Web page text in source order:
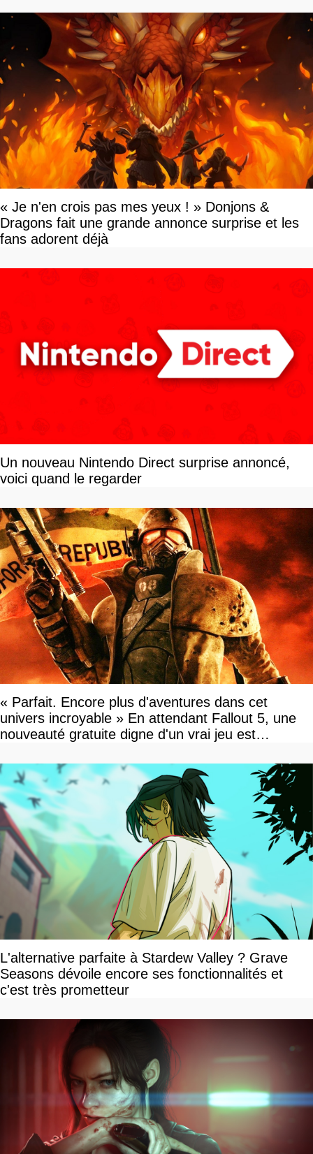
« Je n'en crois pas mes yeux ! » Donjons &
Dragons fait une grande annonce surprise et les
fans adorent déjà
Un nouveau Nintendo Direct surprise annoncé,
voici quand le regarder
« Parfait. Encore plus d'aventures dans cet
univers incroyable » En attendant Fallout 5, une
nouveauté gratuite digne d'un vrai jeu est
L'alternative parfaite à Stardew Valley ? Grave
Seasons dévoile encore ses fonctionnalités et
c'est très prometteur